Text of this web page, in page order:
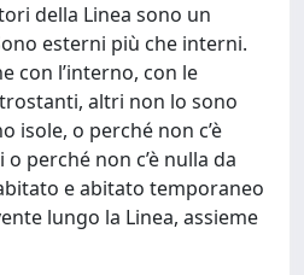
della Linea sono un
esterni più che interni.
con l’interno, con le
altri non lo sono
isole, o perché non c’è
perché non c’è nulla da
e abitato temporaneo
lungo la Linea, assieme